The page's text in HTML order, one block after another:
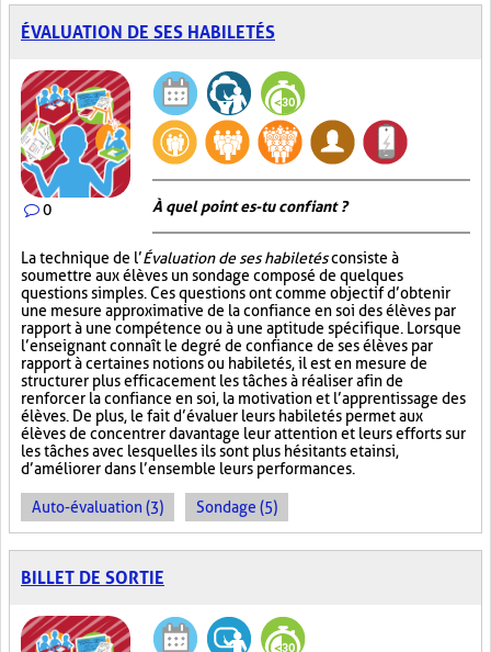
ÉVALUATION DE SES HABILETÉS
0 À quel point es-tu confiant ?
La technique de l’Évaluation de ses habiletésconsiste à
soumettre aux élèves un sondage composé de quelques
questions simples. Ces questions ont comme objectif d’obtenir
une mesure approximative de la confiance en soi des élèves par
rapport à une compétence ou à une aptitude spécifique. Lorsque
l’enseignant connaît le degré de confiance de ses élèves par
rapport à certaines notions ou habiletés, il est en mesure de
structurer plus efficacement les tâches à réaliser afin de
renforcer la confiance en soi, la motivation et l’apprentissage des
élèves. De plus, le fait d’évaluer leurs habiletés permet aux
élèves de concentrer davantage leur attention et leurs efforts sur
les tâches avec lesquelles ils sont plus hésitants et ainsi,
d’améliorer dans l’ensemble leurs performances.
Auto-évaluation (3) Sondage (5)
BILLET DE SORTIE